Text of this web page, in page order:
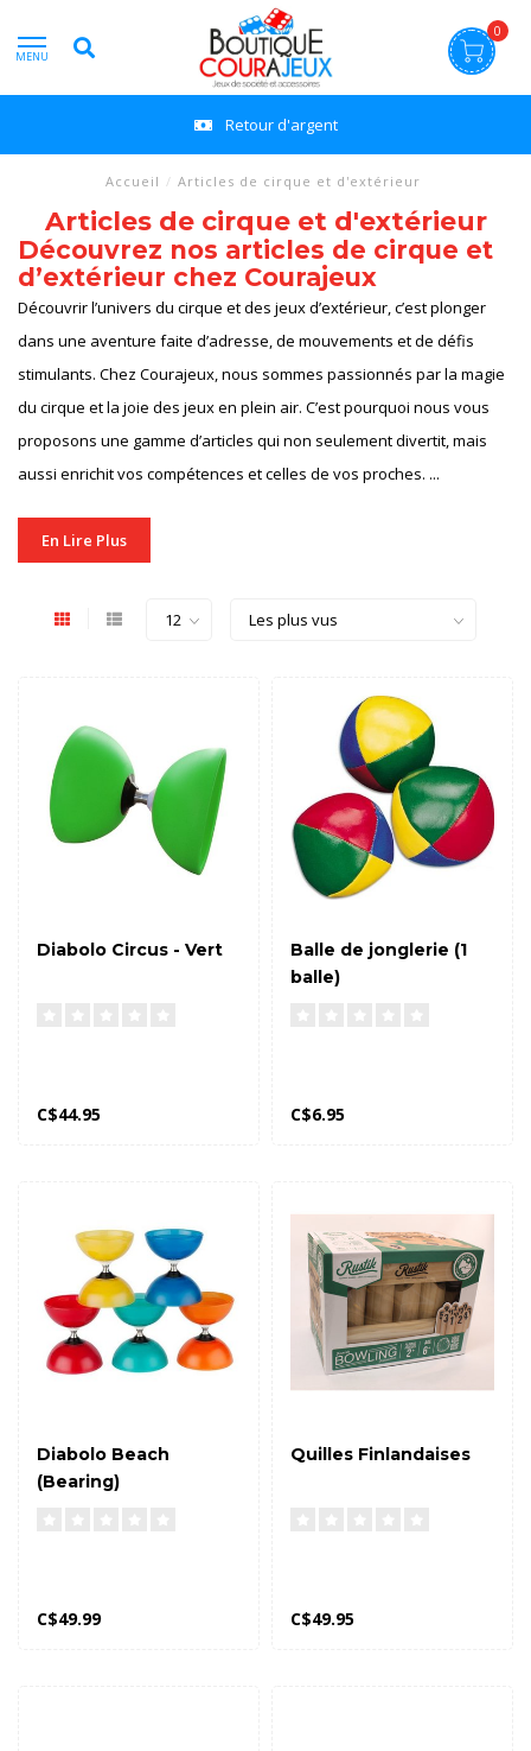
MENU
0
Retour d'argent
Accueil / Articles de cirque et d'extérieur
Articles de cirque et d'extérieur
Découvrez nos articles de cirque et
d’extérieur chez Courajeux
Découvrir l’univers du cirque et des jeux d’extérieur, c’est plonger
dans une aventure faite d’adresse, de mouvements et de défis
stimulants. Chez Courajeux, nous sommes passionnés par la magie
du cirque et la joie des jeux en plein air. C’est pourquoi nous vous
proposons une gamme d’articles qui non seulement divertit, mais
aussi enrichit vos compétences et celles de vos proches. ...
En Lire Plus
Diabolo Circus - Vert
C$44.95
Balle de jonglerie (1
balle)
C$6.95
Diabolo Beach
(Bearing)
C$49.99
Quilles Finlandaises
C$49.95